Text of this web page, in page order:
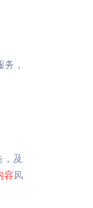
，
，及
容风